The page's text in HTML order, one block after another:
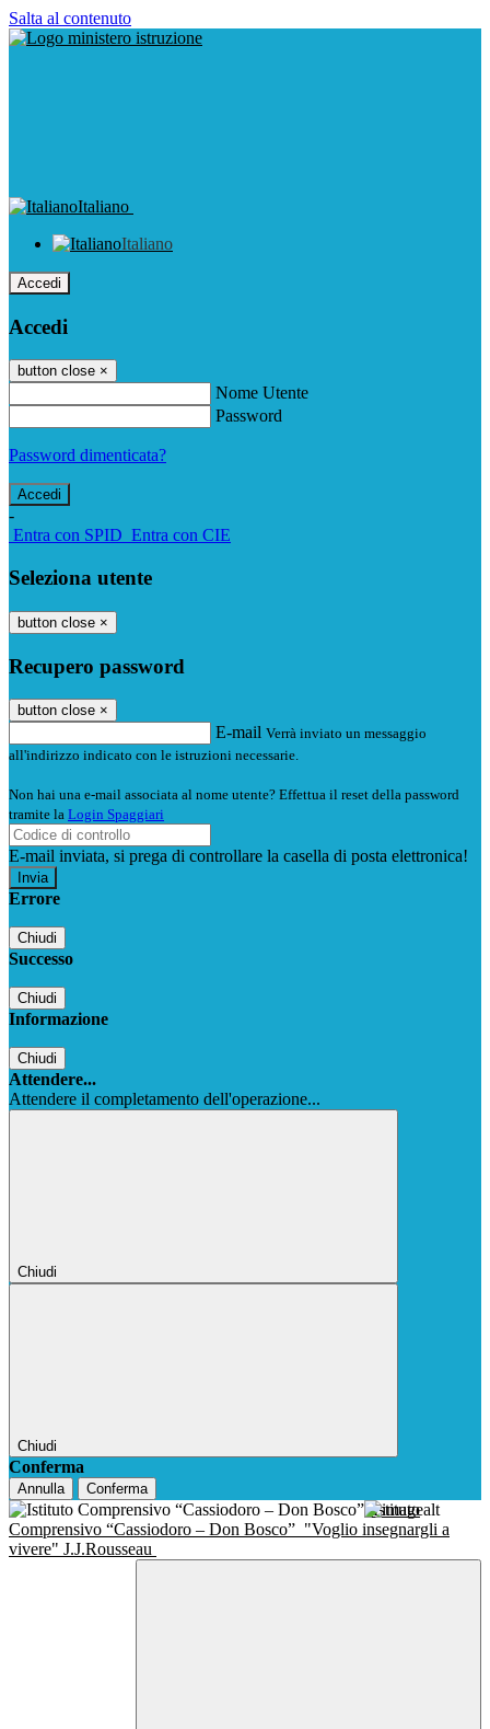
Salta al contenuto
Italiano
Italiano
Accedi
Accedi
button close ×
Nome Utente
Password
Password dimenticata?
-
Entra con SPID Entra con CIE
Seleziona utente
button close ×
Recupero password
button close ×
E-mail Verrà inviato un messaggio
all'indirizzo indicato con le istruzioni necessarie.
Non hai una e-mail associata al nome utente? Effettua il reset della password
tramite la Login Spaggiari
E-mail inviata, si prega di controllare la casella di posta elettronica!
Errore
Chiudi
Successo
Chiudi
Informazione
Chiudi
Attendere...
Attendere il completamento dell'operazione...
Chiudi
Chiudi
Conferma
Annulla Conferma
Istituto
Comprensivo “Cassiodoro – Don Bosco” "Voglio insegnargli a
vivere" J.J.Rousseau